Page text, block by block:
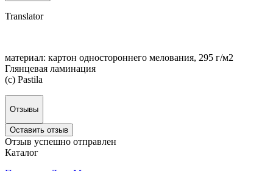
Translator
материал: картон одностороннего мелования, 295 г/м2
Глянцевая ламинация
(с) Pastila
Отзывы
Оставить отзыв
Отзыв успешно отправлен
Каталог